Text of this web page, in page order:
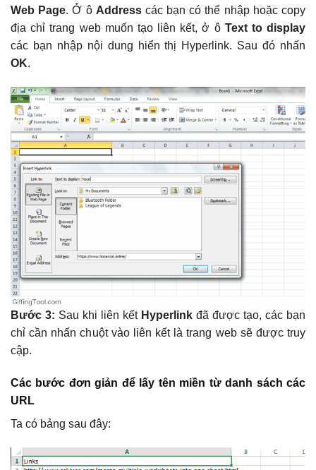
Web Page. Ở ô Addresscác bạn có thể nhập hoặc copy
địa chỉ trang web muốn tạo liên kết, ở ô Text to display
các bạn nhập nội dung hiển thị Hyperlink. Sau đó nhấn
OK.
Bước 3: Sau khi liên kết Hyperlink đã được tạo, các bạn
chỉ cần nhấn chuột vào liên kết là trang web sẽ được truy
cập.
Các bước đơn giản để lấy tên miền từ danh sách các
URL
Ta có bảng sau đây: